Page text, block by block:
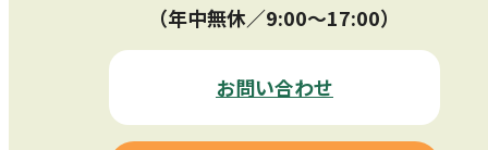
（年中無休／9:00〜17:00）
お問い合わせ